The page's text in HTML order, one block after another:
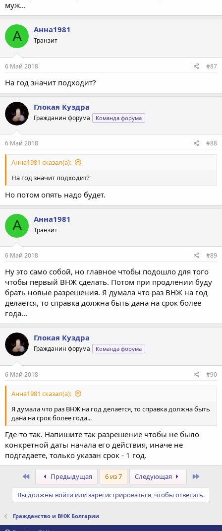
муж...
А Анна1981
Транзит
6 Май 2018 #87
На год значит подходит?
Глокая Куздра
Гражданин форума Команда форума
6 Май 2018 #88
Анна1981 сказал(а):
На год значит подходит?
Но потом опять надо будет.
А Анна1981
Транзит
6 Май 2018 #89
Ну это само собой, но главное чтобы подошло для того
чтобы первый ВНЖ сделать. Потом при продлении буду
брать новые разрешения. Я думала что раз ВНЖ на год
делается, то справка должна быть дана на срок более
года...
Глокая Куздра
Гражданин форума Команда форума
6 Май 2018 #90
Анна1981 сказал(а):
Я думала что раз ВНЖ на год делается, то справка должна быть
дана на срок более года...
Где-то так. Напишите так разрешение чтобы не было
конкретной даты начала его действия, иначе не
подгадаете, только указан срок - 1 год.
ПервыйПредыдущая 6 из 7 Следующая
Вы должны войти или зарегистрироваться, чтобы ответить.
Гражданство и ВНЖ Болгарии